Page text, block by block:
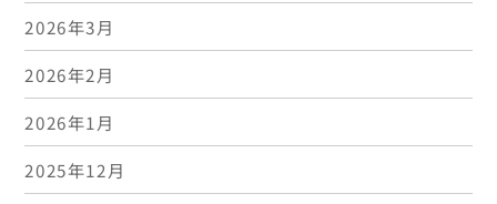
2026年3月
2026年2月
2026年1月
2025年12月